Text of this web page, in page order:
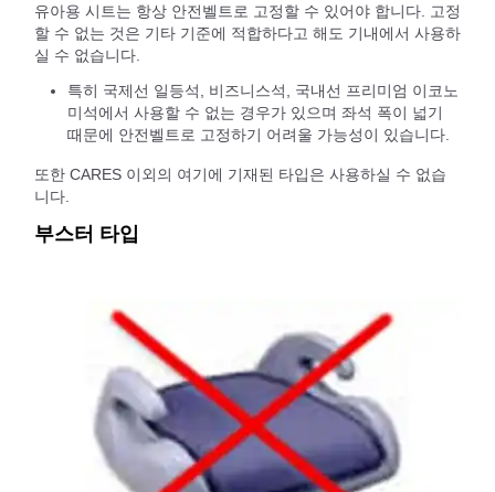
유아용 시트는 항상 안전벨트로 고정할 수 있어야 합니다. 고정
할 수 없는 것은 기타 기준에 적합하다고 해도 기내에서 사용하
실 수 없습니다.
특히 국제선 일등석, 비즈니스석, 국내선 프리미엄 이코노
미석에서 사용할 수 없는 경우가 있으며 좌석 폭이 넓기
때문에 안전벨트로 고정하기 어려울 가능성이 있습니다.
또한 CARES 이외의 여기에 기재된 타입은 사용하실 수 없습
니다.
부스터 타입